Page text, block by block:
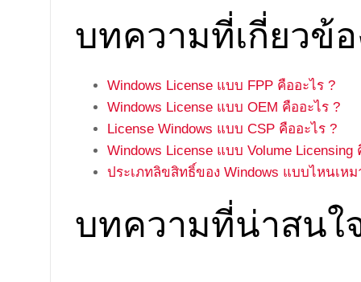
บทความที่เกี่ยวข้
Windows License แบบ FPP คืออะไร ?
Windows License แบบ OEM คืออะไร ?
License Windows แบบ CSP คืออะไร ?
Windows License แบบ Volume Licensing
ประเภทลิขสิทธิ์ของ Windows แบบไหนเหม
บทความที่น่าสนใ